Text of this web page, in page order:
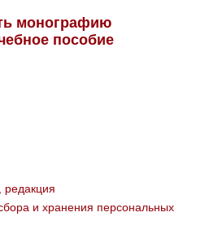
монографию
пособие
редакция
и хранения персональных